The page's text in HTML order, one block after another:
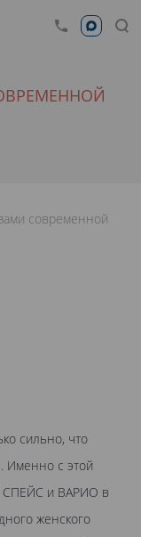
современной
сильно, что
Именно с этой
СПЕЙС и ВАРИО в
женского